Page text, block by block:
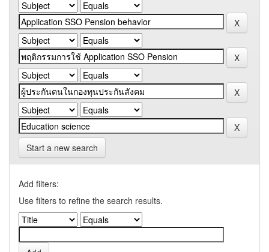
Start a new search
Add filters:
Use filters to refine the search results.